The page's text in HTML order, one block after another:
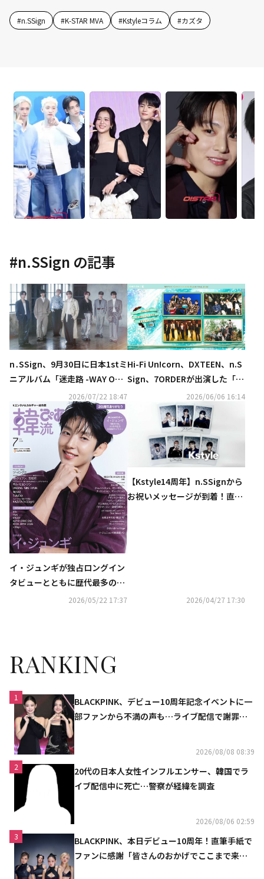
#n.SSign #K-STAR MVA #Kstyleコラム #カズタ
#n.SSign の記事
n․SSign、9月30日に日本1stミ
ニアルバム「迷走路 -WAY OUT
-」発売決定…リリース記念イ
ベントも
2026/07/22 18:47
Hi-Fi Un!corn、DXTEEN、n.S
Sign、7ORDERが出演した「M
usic Chocolate Festival.202
6」をU-NEXTにて独占ライブ
2026/06/06 16:14
イ・ジュンギが独占ロングイン
タビューとともに歴代最多の表
紙登場！ 『韓流ぴあ』７月号、
2026/05/22 17:37
【Kstyle14周年】n.SSignから
お祝いメッセージが到着！直筆
2026/04/27 17:30
RANKING
1
BLACKPINK、デビュー10周年記念イベントに一
部ファンから不満の声も…ライブ配信で謝罪
2026/08/08 08:39
2
20代の日本人女性インフルエンサー、韓国でラ
イブ配信中に死亡…警察が経緯を調査
2026/08/06 02:59
3
BLACKPINK、本日デビュー10周年！直筆手紙で
ファンに感謝「皆さんのおかげでここまで来ら